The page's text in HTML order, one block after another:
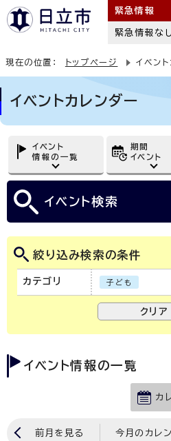
緊急情報
緊急情報な
現在の位置： トップページ イベン
イベントカレンダー
イベント
情報の一覧
期間
イベント
イベント検索
絞り込み検索の条件
カテゴリ 子ども
イベント情報の一覧
カ
前月を見る 今月のカレ